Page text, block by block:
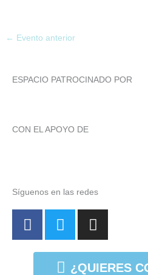
← Evento anterior
ESPACIO PATROCINADO POR
CON EL APOYO DE
Síguenos en las redes
F
a
T
w
t
I
n
t
¿QUIERES